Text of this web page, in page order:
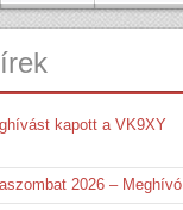
kapott a VK9XY
2026 – Meghívó